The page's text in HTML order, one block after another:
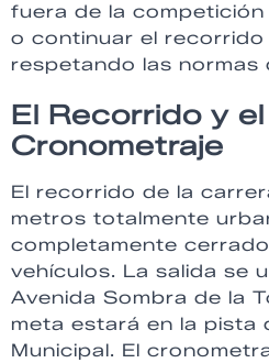
fuera de la
o continuar el
respetando las normas
El Recorrido y el
Cronometraje
El recorrido de la
metros totalmente
completamente
vehículos. La salida se
Avenida Sombra de la
meta estará en la pista
Municipal. El